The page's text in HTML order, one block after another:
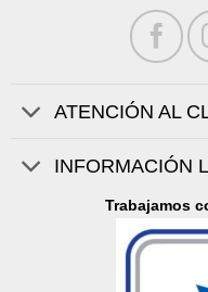
ATENCIÓN AL
INFORMACIÓN
Trabajamos